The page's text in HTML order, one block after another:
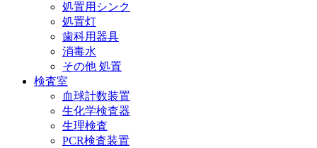
処置用シンク
処置灯
歯科用器具
消毒水
その他 処置
検査室
血球計数装置
生化学検査器
生理検査
PCR検査装置